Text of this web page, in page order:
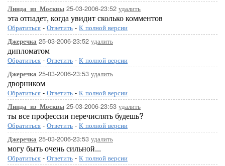
Линда_из_Москвы 25-03-2006-23:52 удалить
эта отпадет, когда увидит сколько комментов
Обратиться - Ответить - К полной версии
Джеречка 25-03-2006-23:52 удалить
дипломатом
Обратиться - Ответить - К полной версии
Джеречка 25-03-2006-23:53 удалить
дворником
Обратиться - Ответить - К полной версии
Линда_из_Москвы 25-03-2006-23:53 удалить
ты все профессии перечислять будешь?
Обратиться - Ответить - К полной версии
Джеречка 25-03-2006-23:53 удалить
могу быть очень сильной...
Обратиться - Ответить - К полной версии